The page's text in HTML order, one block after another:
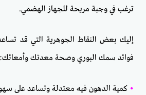
ترغب في وجبة مريحة للجهاز الهضمي.
إليك بعض النقاط الجوهرية التي قد
فوائد سمك البوري وصحة معدتك وأمعائك:
• كمية الدهون فيه معتدلة وتساعد على